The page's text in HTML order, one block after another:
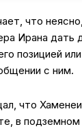
что
Ирана дать
позицией
с ним.
что Хаменеи
в подземном